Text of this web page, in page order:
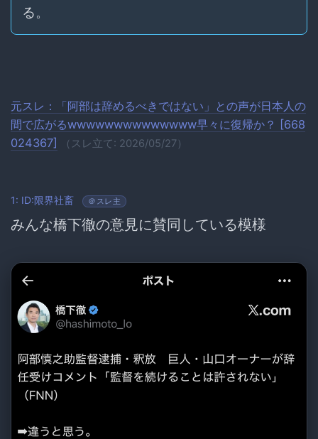
る。
元スレ：「阿部は辞めるべきではない」との声が日本人の
間で広がるwwwwwwwwwwwwww早々に復帰か？ [668
024367]
（スレ立て: 2026/05/27）
1: ID:限界社畜 ＠スレ主
みんな橋下徹の意見に賛同している模様